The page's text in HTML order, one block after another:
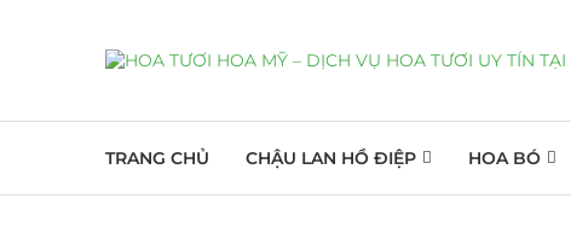
TRANG CHỦ CHẬU LAN HỒ ĐIỆP HOA BÓ